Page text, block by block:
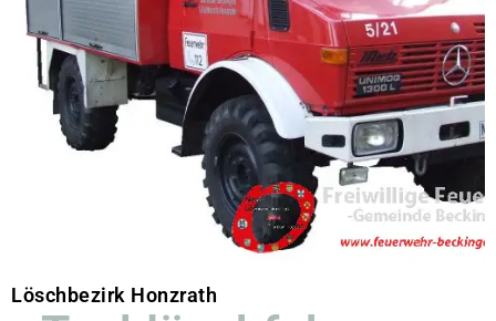
Löschbezirk Honzrath